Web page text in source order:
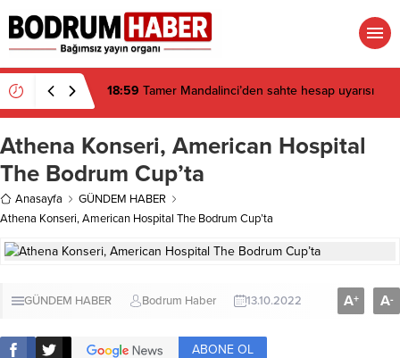
18:29 Bitez Kavşağı’nda lüks otomobil börekçiye
girdi: 2 yaralı
Athena Konseri, American Hospital
The Bodrum Cup’ta
Anasayfa
GÜNDEM HABER
Athena Konseri, American Hospital The Bodrum Cup’ta
GÜNDEM HABER Bodrum Haber 13.10.2022 A+ A-
ABONE OL